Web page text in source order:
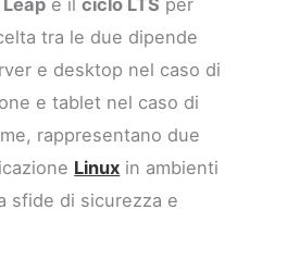
e ilciclo LTS per
tra le due dipende
e desktop nel caso di
e tablet nel caso di
rappresentano due
Linux in ambienti
sfide di sicurezza e